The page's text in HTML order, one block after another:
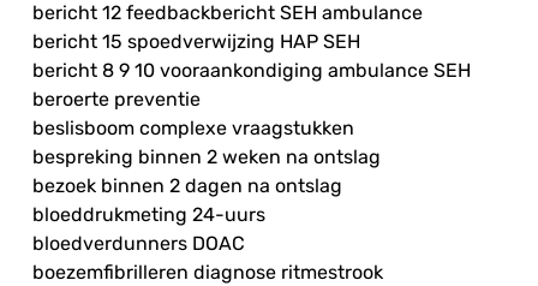
bericht 12 feedbackbericht SEH ambulance
bericht 15 spoedverwijzing HAP SEH
bericht 8 9 10 vooraankondiging ambulance SEH
beroerte preventie
beslisboom complexe vraagstukken
bespreking binnen 2 weken na ontslag
bezoek binnen 2 dagen na ontslag
bloeddrukmeting 24-uurs
bloedverdunners DOAC
boezemfibrilleren diagnose ritmestrook